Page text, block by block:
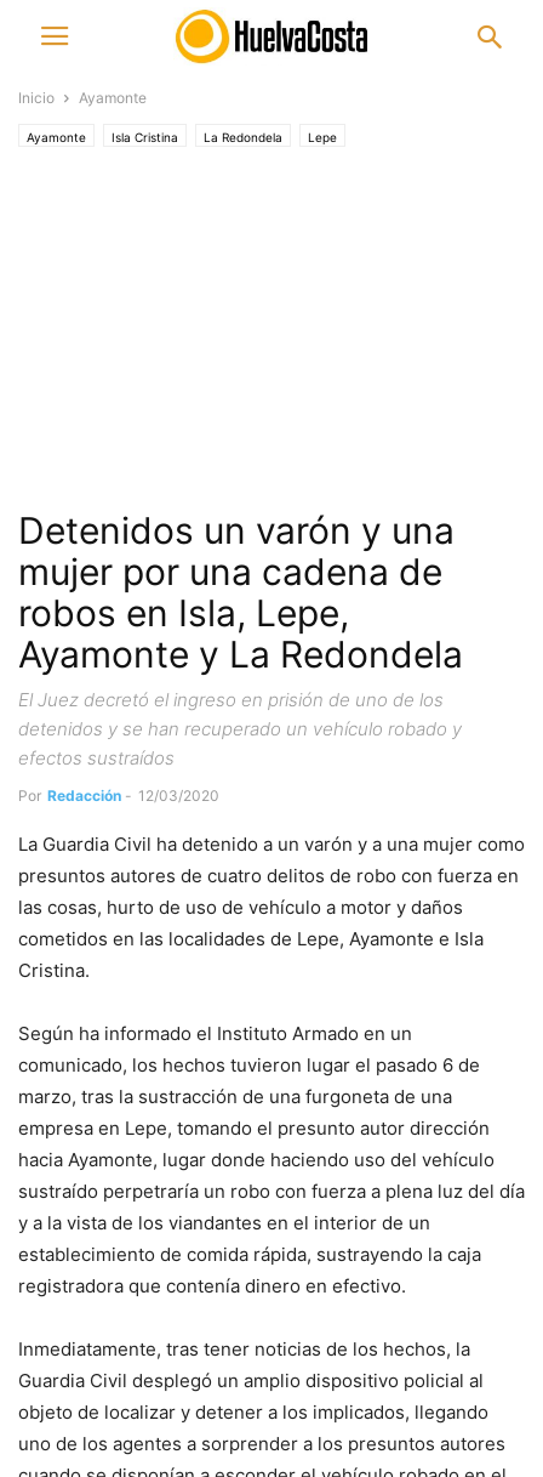
Inicio Ayamonte
Ayamonte Isla Cristina La Redondela Lepe
Detenidos un varón y una
mujer por una cadena de
robos en Isla, Lepe,
Ayamonte y La Redondela
El Juez decretó el ingreso en prisión de uno de los
detenidos y se han recuperado un vehículo robado y
efectos sustraídos
Por Redacción - 12/03/2020
La Guardia Civil ha detenido a un varón y a una mujer como
presuntos autores de cuatro delitos de robo con fuerza en
las cosas, hurto de uso de vehículo a motor y daños
cometidos en las localidades de Lepe, Ayamonte e Isla
Cristina.
Según ha informado el Instituto Armado en un
comunicado, los hechos tuvieron lugar el pasado 6 de
marzo, tras la sustracción de una furgoneta de una
empresa en Lepe, tomando el presunto autor dirección
hacia Ayamonte, lugar donde haciendo uso del vehículo
sustraído perpetraría un robo con fuerza a plena luz del día
y a la vista de los viandantes en el interior de un
establecimiento de comida rápida, sustrayendo la caja
registradora que contenía dinero en efectivo.
Inmediatamente, tras tener noticias de los hechos, la
Guardia Civil desplegó un amplio dispositivo policial al
objeto de localizar y detener a los implicados, llegando
uno de los agentes a sorprender a los presuntos autores